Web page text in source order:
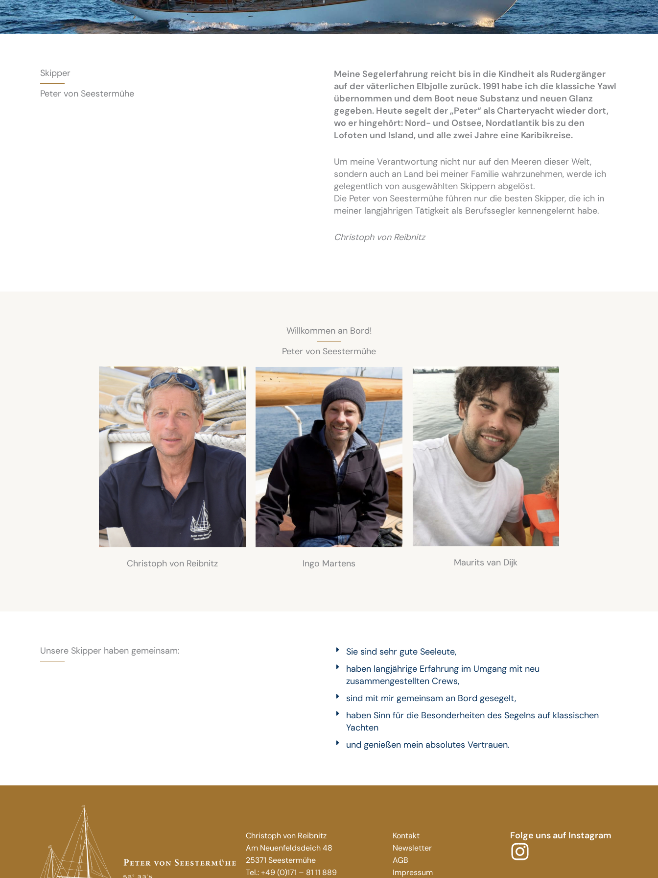
Skipper
Peter von Seestermühe
Meine Segelerfahrung reicht bis in die Kindheit als Rudergänger
auf der väterlichen Elbjolle zurück. 1991 habe ich die klassiche Yawl
übernommen und dem Boot neue Substanz und neuen Glanz
gegeben. Heute segelt der „Peter“ als Charteryacht wieder dort,
wo er hingehört: Nord- und Ostsee, Nordatlantik bis zu den
Lofoten und Island, und alle zwei Jahre eine Karibikreise.
Um meine Verantwortung nicht nur auf den Meeren dieser Welt,
sondern auch an Land bei meiner Familie wahrzunehmen, werde ich
gelegentlich von ausgewählten Skippern abgelöst.
Die Peter von Seestermühe führen nur die besten Skipper, die ich in
meiner langjährigen Tätigkeit als Berufssegler kennengelernt habe.
Christoph von Reibnitz
Willkommen an Bord!
Peter von Seestermühe
Christoph von Reibnitz Ingo Martens Maurits van Dijk
Unsere Skipper haben gemeinsam:
Sie sind sehr gute Seeleute,
haben langjährige Erfahrung im Umgang mit neu
zusammengestellten Crews,
sind mit mir gemeinsam an Bord gesegelt,
haben Sinn für die Besonderheiten des Segelns auf klassischen
Yachten
und genießen mein absolutes Vertrauen.
Christoph von Reibnitz
Am Neuenfeldsdeich 48
25371 Seestermühe
Tel.: +49 (0)171 – 81 11 889
Kontakt
Newsletter
AGB
Impressum
Folge uns auf Instagram
I